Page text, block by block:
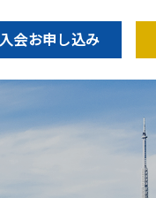
入会お申し込み